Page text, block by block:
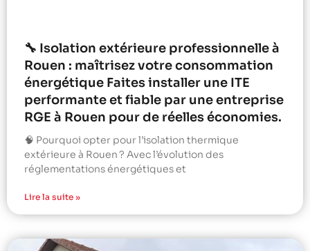
🔧 Isolation extérieure professionnelle à
Rouen : maîtrisez votre consommation
énergétique Faites installer une ITE
performante et fiable par une entreprise
RGE à Rouen pour de réelles économies.
🧠 Pourquoi opter pour l’isolation thermique
extérieure à Rouen ? Avec l’évolution des
réglementations énergétiques et
Lire la suite »